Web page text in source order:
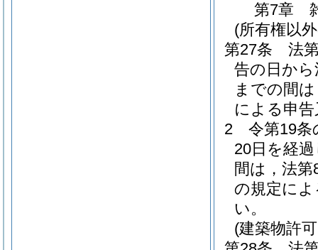
第7章
(所有権以
第27条
法
告の日か
までの間
による申
2
令第19
20日を経
間は，法
の規定に
い。
(建築物許